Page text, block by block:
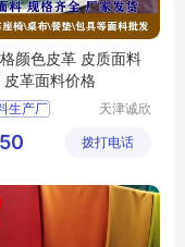
颜色皮革 皮质面料
皮革面料价格
生产厂
价格
天津诚欣
有限公司
拨打电话